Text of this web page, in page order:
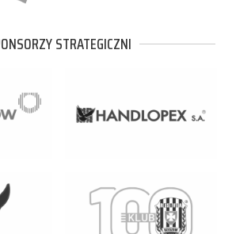
STRATEGICZNI